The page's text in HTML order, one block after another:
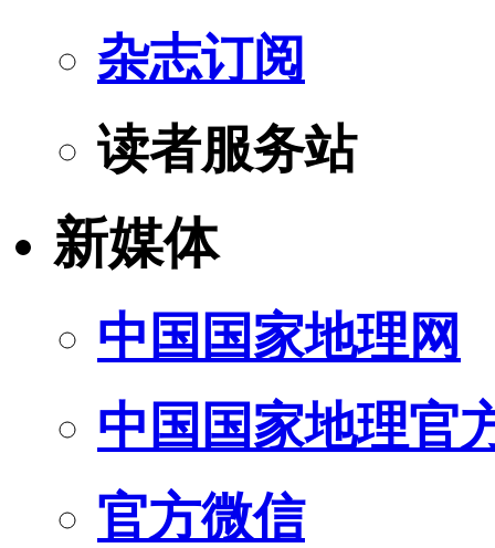
杂志订阅
读者服务站
新媒体
中国国家地理网
中国国家地理官
官方微信